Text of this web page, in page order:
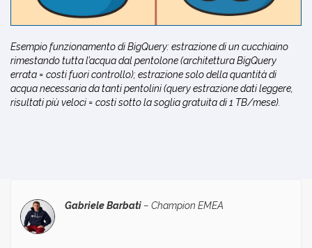
Esempio funzionamento di BigQuery: estrazione di un cucchiaino
rimestando tutta l’acqua dal pentolone (architettura BigQuery
errata = costi fuori controllo); estrazione solo della quantità di
acqua necessaria da tanti pentolini (query estrazione dati leggere,
risultati più veloci = costi sotto la soglia gratuita di 1 TB/mese).
Gabriele Barbati– Champion EMEA